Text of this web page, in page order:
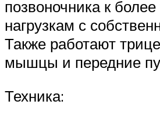
позвоночника к
нагрузкам с
Также работают
мышцы и передние
Техника: